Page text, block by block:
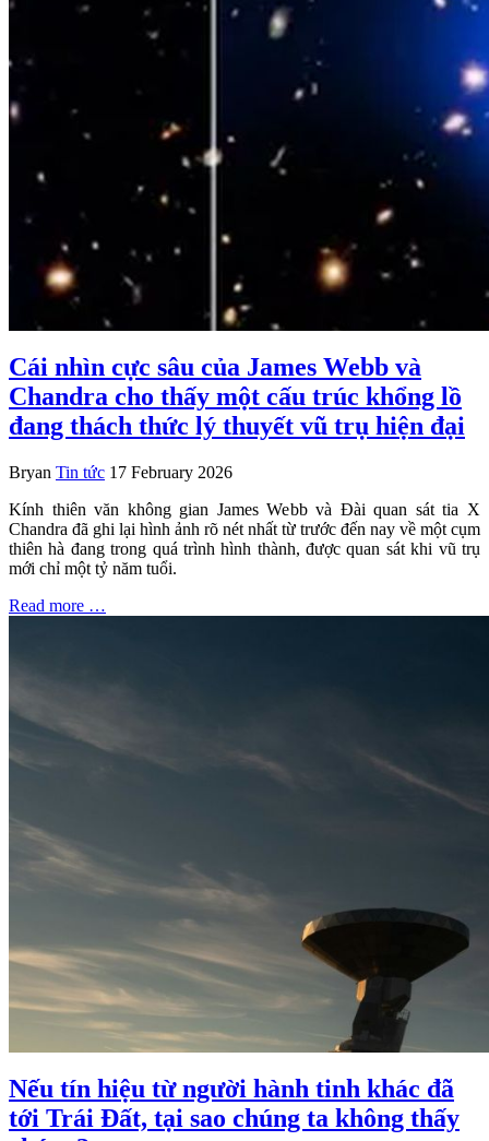
Cái nhìn cực sâu của James Webb và
Chandra cho thấy một cấu trúc khổng lồ
đang thách thức lý thuyết vũ trụ hiện đại
Bryan Tin tức 17 February 2026
Kính thiên văn không gian James Webb và Đài quan sát tia X
Chandra đã ghi lại hình ảnh rõ nét nhất từ trước đến nay về một cụm
thiên hà đang trong quá trình hình thành, được quan sát khi vũ trụ
mới chỉ một tỷ năm tuổi.
Read more …
Nếu tín hiệu từ người hành tinh khác đã
tới Trái Đất, tại sao chúng ta không thấy